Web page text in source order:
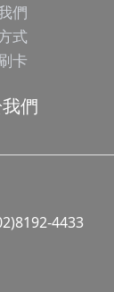
們
式
卡
們
4433